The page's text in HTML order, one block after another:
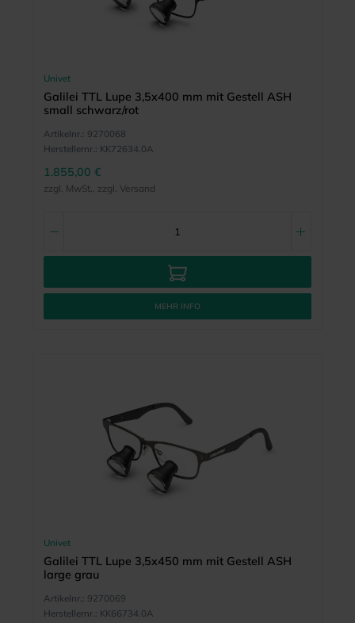
Univet
Galilei TTL Lupe 3,5x400 mm mit Gestell ASH
small schwarz/rot
Artikelnr.: 9270068
Herstellernr.: KK72634.0A
1.855,00 €
zzgl. MwSt., zzgl. Versand
MEHR INFO
Univet
Galilei TTL Lupe 3,5x450 mm mit Gestell ASH
large grau
Artikelnr.: 9270069
Herstellernr.: KK66734.0A